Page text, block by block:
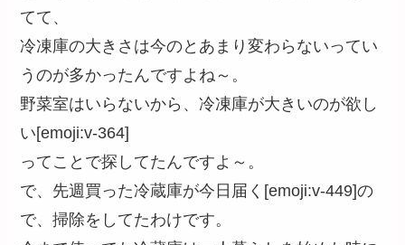
てて、
冷凍庫の大きさは今のとあまり変わらないってい
うのが多かったんですよね～。
野菜室はいらないから、冷凍庫が大きいのが欲し
い[emoji:v-364]
ってことで探してたんですよ～。
で、先週買った冷蔵庫が今日届く[emoji:v-449]の
で、掃除をしてたわけです。